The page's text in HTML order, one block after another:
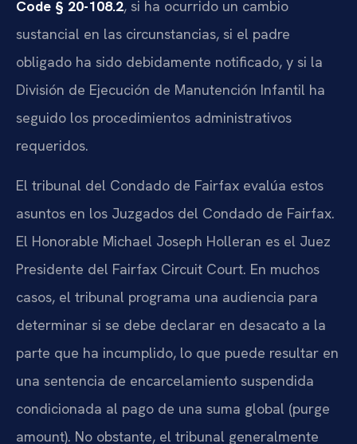
Code § 20-108.2, si ha ocurrido un cambio
sustancial en las circunstancias, si el padre
obligado ha sido debidamente notificado, y si la
División de Ejecución de Manutención Infantil ha
seguido los procedimientos administrativos
requeridos.
El tribunal del Condado de Fairfax evalúa estos
asuntos en los Juzgados del Condado de Fairfax.
El Honorable Michael Joseph Holleran es el Juez
Presidente del Fairfax Circuit Court. En muchos
casos, el tribunal programa una audiencia para
determinar si se debe declarar en desacato a la
parte que ha incumplido, lo que puede resultar en
una sentencia de encarcelamiento suspendida
condicionada al pago de una suma global (purge
amount). No obstante, el tribunal generalmente